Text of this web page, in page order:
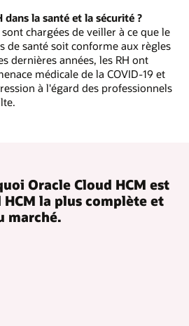
dans la santé et la sécurité ?
chargées de veiller à ce que le
de santé soit conforme aux règles
dernières années, les RH ont
médicale de la COVID-19 et
à l'égard des professionnels
Oracle Cloud HCM est
la plus complète et
marché.